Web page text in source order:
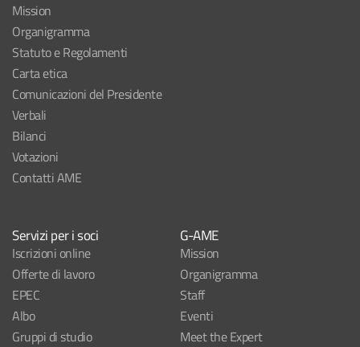
Mission
Organigramma
Statuto e Regolamenti
Carta etica
Comunicazioni del Presidente
Verbali
Bilanci
Votazioni
Contatti AME
Servizi per i soci
Iscrizioni online
Offerte di lavoro
EPEC
Albo
Gruppi di studio
G-AME
Mission
Organigramma
Staff
Eventi
Meet the Expert